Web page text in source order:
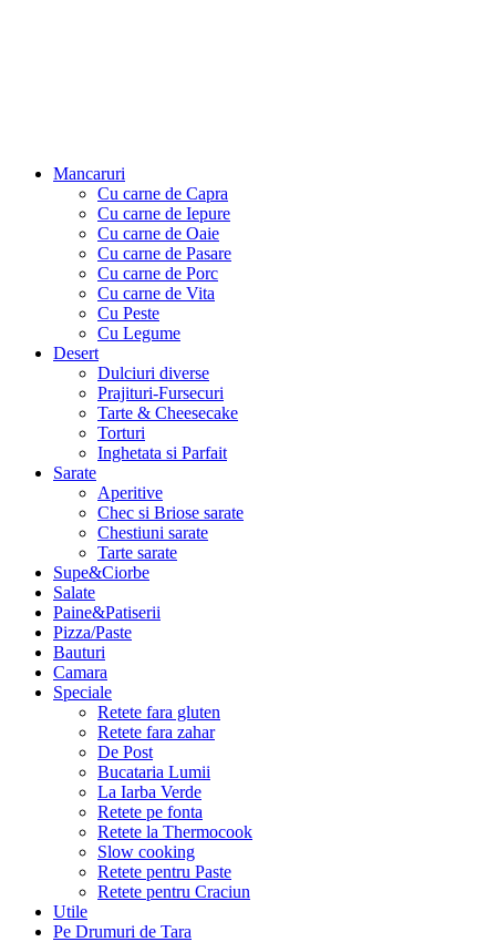
Mancaruri
Cu carne de Capra
Cu carne de Iepure
Cu carne de Oaie
Cu carne de Pasare
Cu carne de Porc
Cu carne de Vita
Cu Peste
Cu Legume
Desert
Dulciuri diverse
Prajituri-Fursecuri
Tarte & Cheesecake
Torturi
Inghetata si Parfait
Sarate
Aperitive
Chec si Briose sarate
Chestiuni sarate
Tarte sarate
Supe&Ciorbe
Salate
Paine&Patiserii
Pizza/Paste
Bauturi
Camara
Speciale
Retete fara gluten
Retete fara zahar
De Post
Bucataria Lumii
La Iarba Verde
Retete pe fonta
Retete la Thermocook
Slow cooking
Retete pentru Paste
Retete pentru Craciun
Utile
Pe Drumuri de Tara